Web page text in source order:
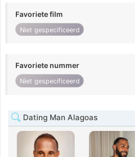
Favoriete film
Niet gespecificeerd
Favoriete nummer
Niet gespecificeerd
Dating Man Alagoas